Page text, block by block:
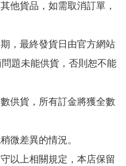
他貨品，如需取消訂單，
，最終發貨日由官方網站
題未能供貨，否則恕不能
供貨，所有訂金將獲全數
微差異的情況。
以上相關規定，本店保留